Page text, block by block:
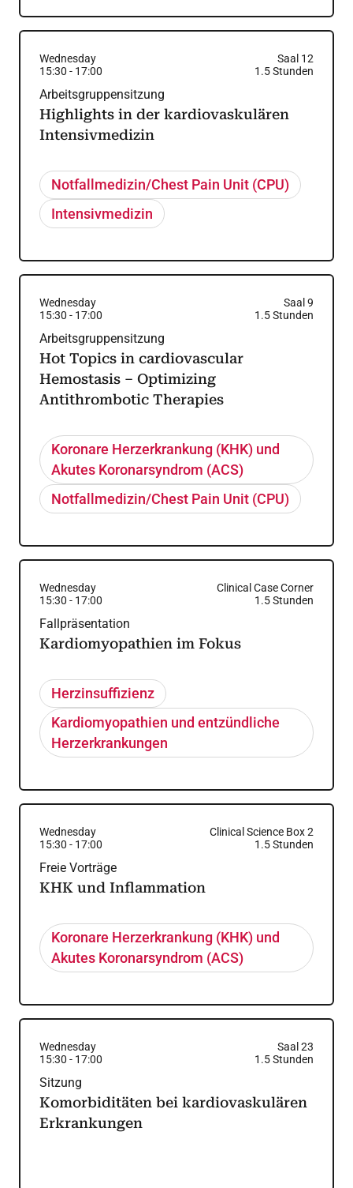
Wednesday
Saal 12
15:30 - 17:00 1.5Stunden
Arbeitsgruppensitzung
Highlights in der kardiovaskulären
Intensivmedizin
Notfallmedizin/Chest Pain Unit (CPU)
Intensivmedizin
Wednesday
Saal 9
15:30 - 17:00 1.5Stunden
Arbeitsgruppensitzung
Hot Topics in cardiovascular
Hemostasis – Optimizing
Antithrombotic Therapies
Koronare Herzerkrankung (KHK) und
Akutes Koronarsyndrom (ACS)
Notfallmedizin/Chest Pain Unit (CPU)
Wednesday
Clinical Case Corner
15:30 - 17:00 1.5Stunden
Fallpräsentation
Kardiomyopathien im Fokus
Herzinsuffizienz
Kardiomyopathien und entzündliche
Herzerkrankungen
Wednesday
Clinical Science Box 2
15:30 - 17:00 1.5Stunden
Freie Vorträge
KHK und Inflammation
Koronare Herzerkrankung (KHK) und
Akutes Koronarsyndrom (ACS)
Wednesday
Saal 23
15:30 - 17:00 1.5Stunden
Sitzung
Komorbiditäten bei kardiovaskulären
Erkrankungen